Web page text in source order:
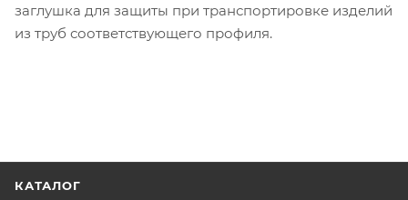
заглушка для защиты при транспортировке изделий
из труб соответствующего профиля.
КАТАЛОГ